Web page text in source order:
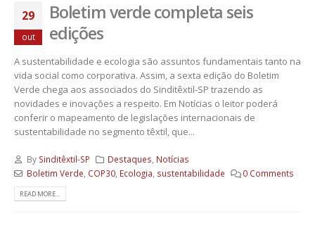
29
out
Boletim verde completa seis
edições
A sustentabilidade e ecologia são assuntos fundamentais tanto na
vida social como corporativa. Assim, a sexta edição do Boletim
Verde chega aos associados do Sinditêxtil-SP trazendo as
novidades e inovações a respeito. Em Notícias o leitor poderá
conferir o mapeamento de legislações internacionais de
sustentabilidade no segmento têxtil, que...
By Sinditêxtil-SP Destaques Notícias
Boletim Verde COP30, Ecologia sustentabilidade 0 Comments
READ MORE...